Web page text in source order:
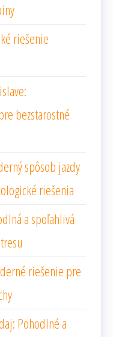
riešenie
bezstarostné
spôsob jazdy
riešenia
a spoľahlivá
riešenie pre
Pohodlné a